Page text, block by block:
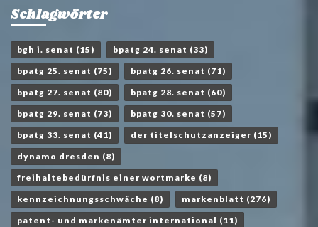
Schlagwörter
bgh i. senat (15) bpatg 24. senat (33)
bpatg 25. senat (75) bpatg 26. senat (71)
bpatg 27. senat (80) bpatg 28. senat (60)
bpatg 29. senat (73) bpatg 30. senat (57)
bpatg 33. senat (41) der titelschutzanzeiger (15)
dynamo dresden (8)
freihaltebedürfnis einer wortmarke (8)
kennzeichnungsschwäche (8) markenblatt (276)
patent- und markenämter international (11)